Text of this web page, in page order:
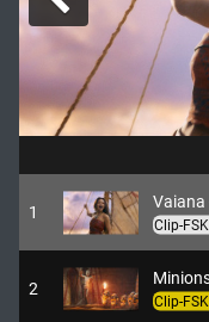
1
Vaiana
Clip-
2
Clip-